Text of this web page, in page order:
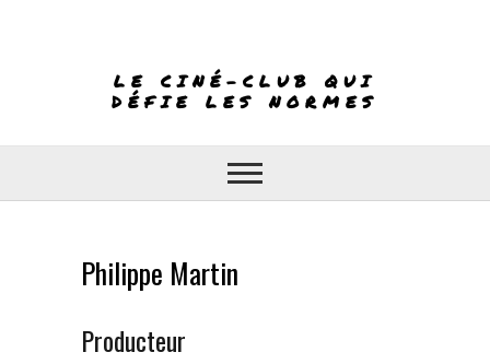
LE CINÉ-CLUB QUI
DÉFIE LES NORMES
Philippe Martin
Producteur